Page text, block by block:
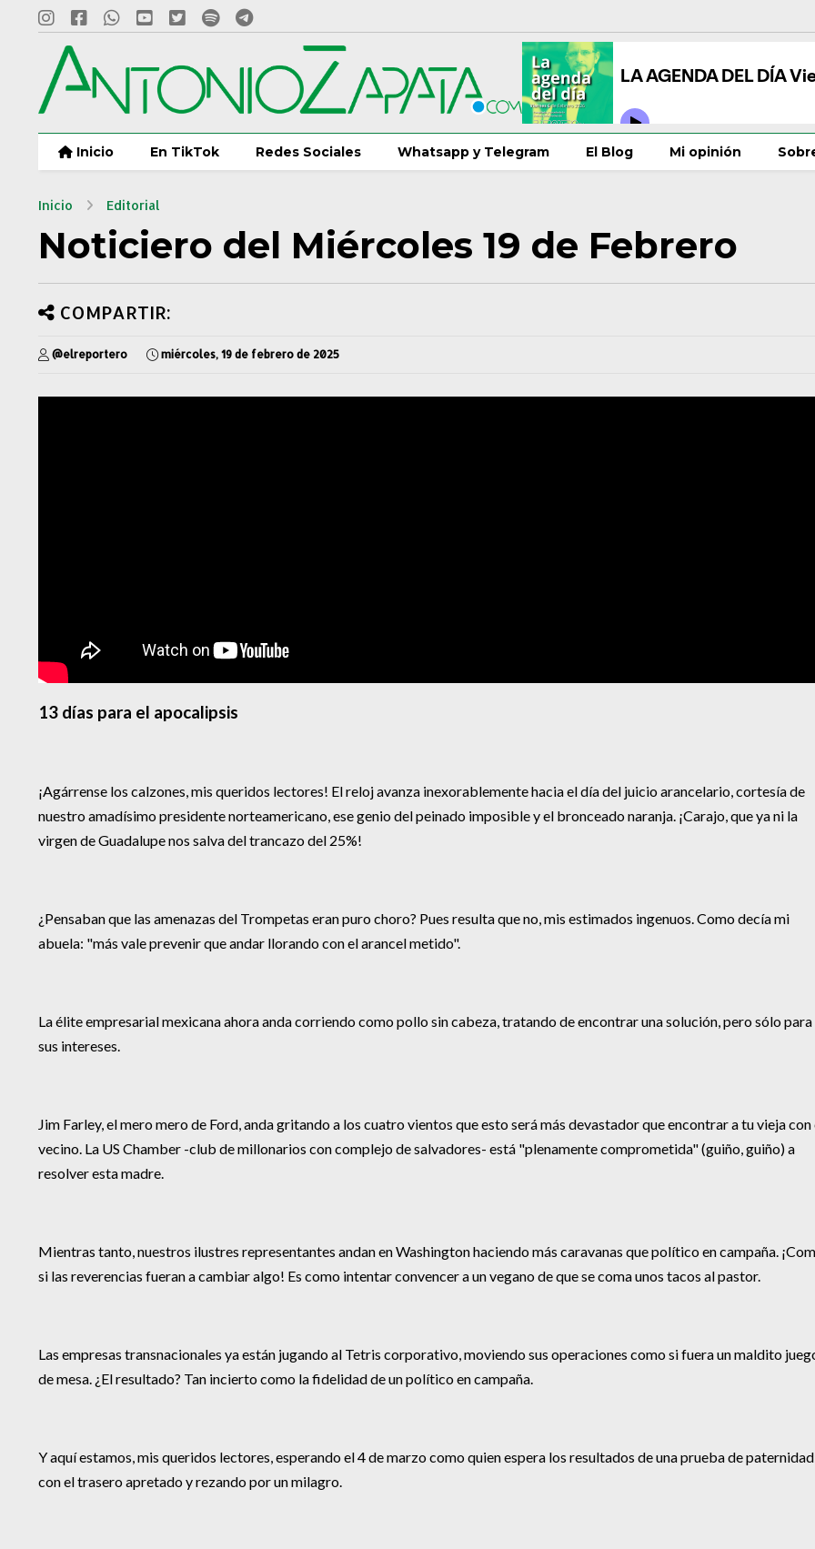
Inicio En TikTok Redes Sociales Whatsapp y Telegram El Blog Mi opinión
Inicio Editorial
Noticiero del Miércoles 19 de Febrero
COMPARTIR:
@elreportero miércoles, 19 de febrero de 2025
13 días para el apocalipsis
¡Agárrense los calzones, mis queridos lectores! El reloj avanza inexorablemente hacia el día del juicio arancelario, cortesía de
nuestro amadísimo presidente norteamericano, ese genio del peinado imposible y el bronceado naranja. ¡Carajo, que ya ni la
virgen de Guadalupe nos salva del trancazo del 25%!
¿Pensaban que las amenazas del Trompetas eran puro choro? Pues resulta que no, mis estimados ingenuos. Como decía mi
abuela: "más vale prevenir que andar llorando con el arancel metido".
La élite empresarial mexicana ahora anda corriendo como pollo sin cabeza, tratando de encontrar una solución, pero sólo para
sus intereses.
Jim Farley, el mero mero de Ford, anda gritando a los cuatro vientos que esto será más devastador que encontrar a tu vieja con
vecino. La US Chamber -club de millonarios con complejo de salvadores- está "plenamente comprometida" (guiño, guiño) a
resolver esta madre.
Mientras tanto, nuestros ilustres representantes andan en Washington haciendo más caravanas que político en campaña.
si las reverencias fueran a cambiar algo! Es como intentar convencer a un vegano de que se coma unos tacos al pastor.
Las empresas transnacionales ya están jugando al Tetris corporativo, moviendo sus operaciones como si fuera un maldito
de mesa. ¿El resultado? Tan incierto como la fidelidad de un político en campaña.
Y aquí estamos, mis queridos lectores, esperando el 4 de marzo como quien espera los resultados de una prueba de
con el trasero apretado y rezando por un milagro.